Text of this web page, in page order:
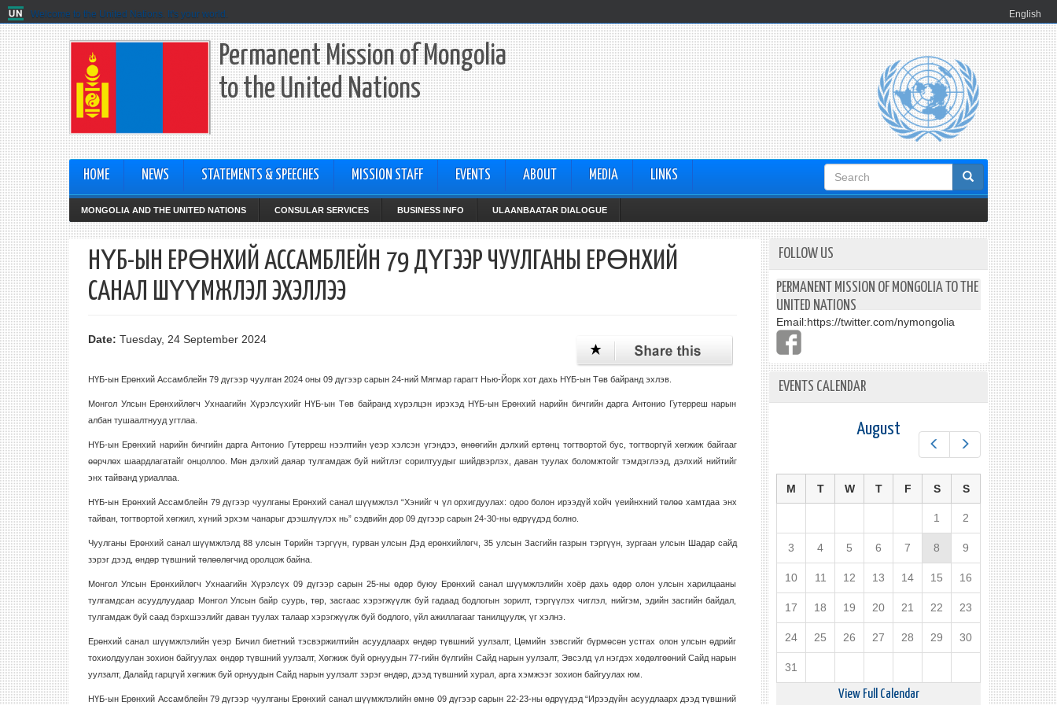
Welcome to the United Nations. It's your world. English
Permanent Mission of Mongolia
to the United Nations
HOME NEWS STATEMENTS & SPEECHES MISSION STAFF EVENTS ABOUT MEDIA LINKS
Search
form
MONGOLIA AND THE UNITED NATIONS CONSULAR SERVICES BUSINESS INFO ULAANBAATAR DIALOGUE
НҮБ-ЫН ЕРӨНХИЙ АССАМБЛЕЙН 79 ДҮГЭЭР ЧУУЛГАНЫ ЕРӨНХИЙ
САНАЛ ШҮҮМЖЛЭЛ ЭХЭЛЛЭЭ
Date: Tuesday, 24 September 2024
НҮБ-ын Ерөнхий Ассамблейн 79 дүгээр чуулган 2024 оны 09 дүгээр сарын 24-ний Мягмар гарагт Нью-Йорк хот дахь НҮБ-ын Төв байранд эхлэв.
Монгол Улсын Ерөнхийлөгч Ухнаагийн Хүрэлсүхийг НҮБ-ын Төв байранд хүрэлцэн ирэхэд НҮБ-ын Ерөнхий нарийн бичгийн дарга Антонио Гутерреш нарын
албан тушаалтнууд угтлаа.
НҮБ-ын Ерөнхий нарийн бичгийн дарга Антонио Гутерреш нээлтийн үеэр хэлсэн үгэндээ, өнөөгийн дэлхий ертөнц тогтвортой бус, тогтворгүй хөгжиж байгааг
өөрчлөх шаардлагатайг онцоллоо. Мөн дэлхий даяар тулгамдаж буй нийтлэг сорилтуудыг шийдвэрлэх, даван туулах боломжтойг тэмдэглээд, дэлхий нийтийг
энх тайванд уриаллаа.
НҮБ-ын Ерөнхий Ассамблейн 79 дүгээр чуулганы Ерөнхий санал шүүмжлэл “Хэнийг ч үл орхигдуулах: одоо болон ирээдүй хойч үеийнхний төлөө хамтдаа энх
тайван, тогтвортой хөгжил, хүний ​​эрхэм чанарыг дээшлүүлэх нь” сэдвийн дор 09 дүгээр сарын 24-30-ны өдрүүдэд болно.
Чуулганы Ерөнхий санал шүүмжлэлд 88 улсын Төрийн тэргүүн, гурван улсын Дэд ерөнхийлөгч, 35 улсын Засгийн газрын тэргүүн, зургаан улсын Шадар сайд
зэрэг дээд, өндөр түвшний төлөөлөгчид оролцож байна.
Монгол Улсын Ерөнхийлөгч Ухнаагийн Хүрэлсүх 09 дүгээр сарын 25-ны өдөр буюу Ерөнхий санал шүүмжлэлийн хоёр дахь өдөр олон улсын харилцааны
тулгамдсан асуудлуудаар Монгол Улсын байр суурь, төр, засгаас хэрэгжүүлж буй гадаад бодлогын зорилт, тэргүүлэх чиглэл, нийгэм, эдийн засгийн байдал,
тулгамдаж буй саад бэрхшээлийг даван туулах талаар хэрэгжүүлж буй бодлого, үйл ажиллагааг танилцуулж, үг хэлнэ.
Ерөнхий санал шүүмжлэлийн үеэр Бичил биетний тэсвэржилтийн асуудлаарх өндөр түвшний уулзалт, Цөмийн зэвсгийг бүрмөсөн устгах олон улсын өдрийг
тохиолдуулан зохион байгуулах өндөр түвшний уулзалт, Хөгжиж буй орнуудын 77-гийн бүлгийн Сайд нарын уулзалт, Эвсэлд үл нэгдэх хөдөлгөөний Сайд нарын
уулзалт, Далайд гарцгүй хөгжиж буй орнуудын Сайд нарын уулзалт зэрэг өндөр, дээд түвшний хурал, арга хэмжээг зохион байгуулах юм.
НҮБ-ын Ерөнхий Ассамблейн 79 дүгээр чуулганы Ерөнхий санал шүүмжлэлийн өмнө 09 дүгээр сарын 22-23-ны өдрүүдэд “Ирээдүйн асуудлаарх дээд түвшний
FOLLOW US
PERMANENT MISSION OF MONGOLIA TO THE
UNITED NATIONS
Email:https://twitter.com/nymongolia
EVENTS CALENDAR
Next
August
M T W T F S S
1 2
3 4 5 6 7 8 9
10 11 12 13 14 15 16
17 18 19 20 21 22 23
24 25 26 27 28 29 30
31
View Full Calendar